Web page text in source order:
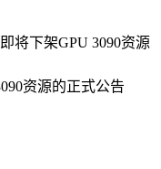
将下架GPU 3090资源
资源的正式公告